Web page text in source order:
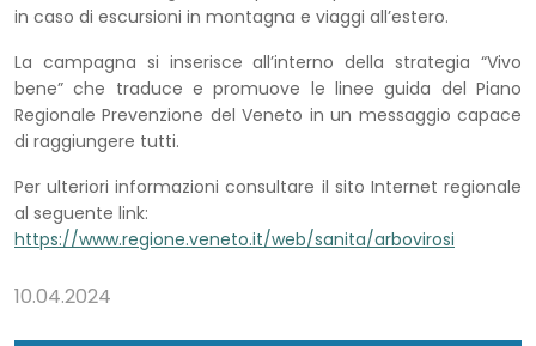
in caso di escursioni in montagna e viaggi all’estero.
La campagna si inserisce all’interno della strategia “Vivo
bene” che traduce e promuove le linee guida del Piano
Regionale Prevenzione del Veneto in un messaggio capace
di raggiungere tutti.
Per ulteriori informazioni consultare il sito Internet regionale
al seguente link:
https://www.regione.veneto.it/web/sanita/arbovirosi
10.04.2024